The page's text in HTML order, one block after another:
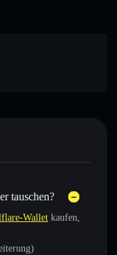
tauschen?
Wallet kaufen,